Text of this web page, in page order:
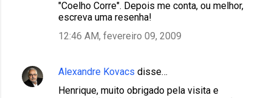
"Coelho Corre". Depois me conta, ou melhor,
escreva uma resenha!
12:46 AM, fevereiro 09, 2009
Alexandre Kovacs disse…
Henrique, muito obrigado pela visita e